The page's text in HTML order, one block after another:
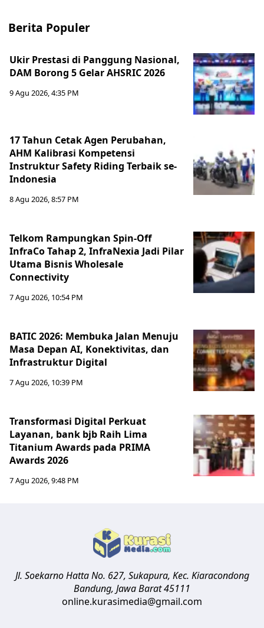
Berita Populer
Ukir Prestasi di Panggung Nasional,
DAM Borong 5 Gelar AHSRIC 2026
9 Agu 2026, 4:35 PM
17 Tahun Cetak Agen Perubahan,
AHM Kalibrasi Kompetensi
Instruktur Safety Riding Terbaik se-
Indonesia
8 Agu 2026, 8:57 PM
Telkom Rampungkan Spin-Off
InfraCo Tahap 2, InfraNexia Jadi Pilar
Utama Bisnis Wholesale
Connectivity
7 Agu 2026, 10:54 PM
BATIC 2026: Membuka Jalan Menuju
Masa Depan AI, Konektivitas, dan
Infrastruktur Digital
7 Agu 2026, 10:39 PM
Transformasi Digital Perkuat
Layanan, bank bjb Raih Lima
Titanium Awards pada PRIMA
Awards 2026
7 Agu 2026, 9:48 PM
Jl. Soekarno Hatta No. 627, Sukapura, Kec. Kiaracondong
Bandung, Jawa Barat45111
online.kurasimedia@gmail.com